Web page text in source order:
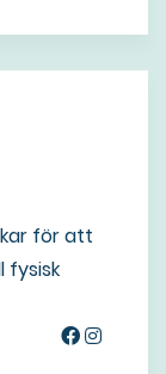
för att
fysisk